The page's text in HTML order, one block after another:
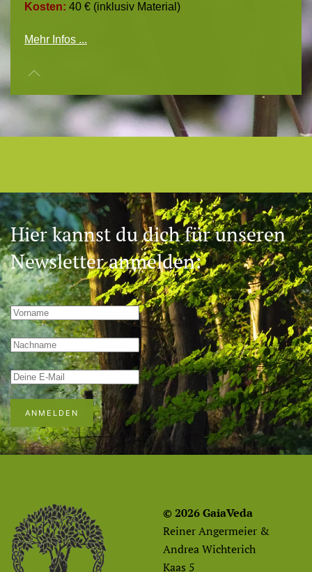
Kosten: 40 € (inklusiv Material)
Mehr Infos ...
Hier kannst du dich für unseren
Newsletter anmelden:
ANMELDEN
© 2026 GaiaVeda
Reiner Angermeier &
Andrea Wichterich
Kaas 5